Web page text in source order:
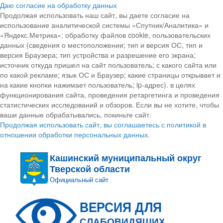
Даю согласие на обработку данных
Продолжая использовать наш сайт, вы даете согласие на
использование аналитической системы «Спутник/Аналитика» и
«Яндекс.Метрика»; обработку файлов cookie, пользовательских
данных (сведения о местоположении; тип и версия ОС, тип и
версия Браузера; тип устройства и разрешение его экрана;
источник откуда пришел на сайт пользователь; с какого сайта или
по какой рекламе; язык ОС и Браузер; какие страницы открывает и
на какие кнопки нажимает пользователь; ip-адрес). в целях
функционирования сайта, проведения ретаргетинга и проведения
статистических исследований и обзоров. Если вы не хотите, чтобы
ваши данные обрабатывались, покиньте сайт.
Продолжая использовать сайт, вы соглашаетесь с политикой в
отношении обработки персональных данных.